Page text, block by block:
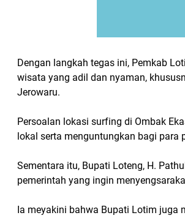
Dengan langkah tegas ini, Pemkab
wisata yang adil dan nyaman,
Jerowaru.
Persoalan lokasi surfing di Ombak
lokal serta menguntungkan bagi para
Sementara itu, Bupati Loteng, H.
pemerintah yang ingin
Ia meyakini bahwa Bupati Lotim